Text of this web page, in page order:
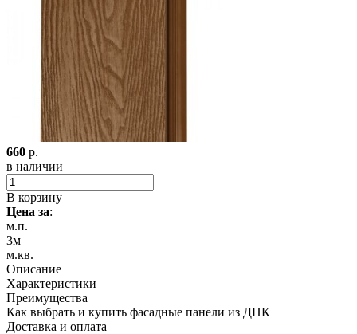
660 р.
в наличии
В корзину
Цена за:
м.п.
3м
м.кв.
Описание
Характеристики
Преимущества
Как выбрать и купить фасадные панели из ДПК
Доставка и оплата